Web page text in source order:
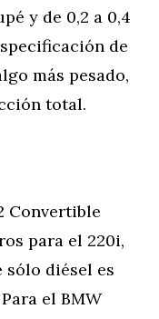
y de 0,2 a 0,4
de
más pesado,
total.
Convertible
para el 220i,
sólo diésel es
el BMW